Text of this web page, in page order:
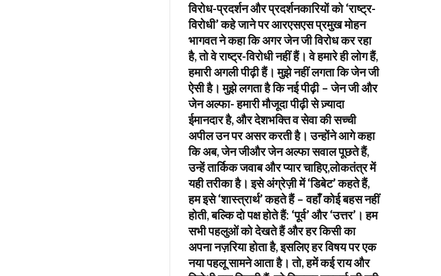
विरोध-प्रदर्शन और प्रदर्शनकारियों को ‘राष्ट्र-
विरोधी’ कहे जाने पर आरएसएस प्रमुख मोहन
भागवत ने कहा कि अगर जेन जी विरोध कर रहा
है, तो वे राष्ट्र-विरोधी नहीं हैं। वे हमारे ही लोग हैं,
हमारी अगली पीढ़ी हैं। मुझे नहीं लगता कि जेन जी
ऐसी है। मुझे लगता है कि नई पीढ़ी – जेन जी और
जेन अल्फा- हमारी मौजूदा पीढ़ी से ज़्यादा
ईमानदार है, और देशभक्ति व सेवा की सच्ची
अपील उन पर असर करती है। उन्होंने आगे कहा
कि अब, जेन जीऔर जेन अल्फा सवाल पूछते हैं,
उन्हें तार्किक जवाब और प्यार चाहिए,लोकतंत्र में
यही तरीका है। इसे अंग्रेज़ी में ‘डिबेट’ कहते हैं,
हम इसे ‘शास्त्रार्थ’ कहते हैं – वहाँ कोई बहस नहीं
होती, बल्कि दो पक्ष होते हैं: ‘पूर्व’ और ‘उत्तर’। हम
सभी पहलुओं को देखते हैं और हर किसी का
अपना नज़रिया होता है, इसलिए हर विषय पर एक
नया पहलू सामने आता है। तो, हमें कई राय और